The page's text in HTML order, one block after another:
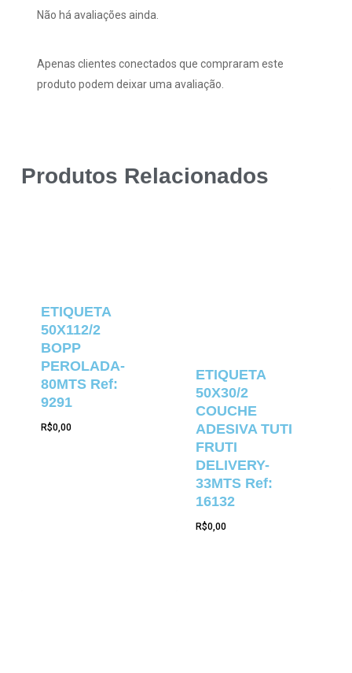
Não há avaliações ainda.
Apenas clientes conectados que compraram este
produto podem deixar uma avaliação.
Produtos Relacionados
ETIQUETA
50X112/2
BOPP
PEROLADA-
80MTS Ref:
9291
R$0,00
ETIQUETA
50X30/2
COUCHE
ADESIVA TUTI
FRUTI
DELIVERY-
33MTS Ref:
16132
R$0,00